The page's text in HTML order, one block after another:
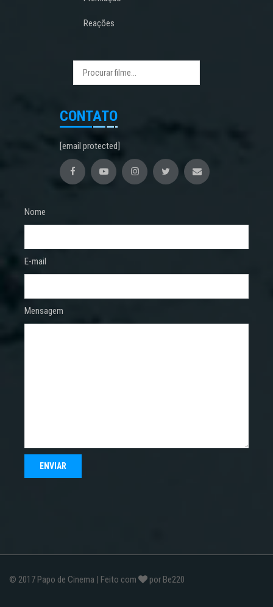
Reações
CONTATO
[email protected]
Nome
E-mail
Mensagem
© 2017 Papo de Cinema | Feito com por Be220